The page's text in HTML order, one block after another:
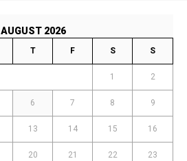
AUGUST 2026
T F S S
1 2
6 7 8 9
13 14 15 16
20 21 22 23